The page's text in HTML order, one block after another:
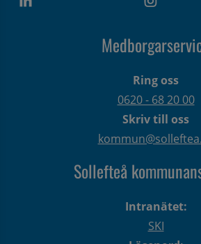
Ring oss
0620 - 68 20 00
Skriv till oss
Sollefteå
Intranätet:
SKI